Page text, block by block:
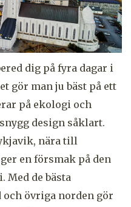
dig på fyra dagar i
gör man ju bäst på ett
på ekologi och
design såklart.
nära till
en försmak på den
Med de bästa
övriga norden gör